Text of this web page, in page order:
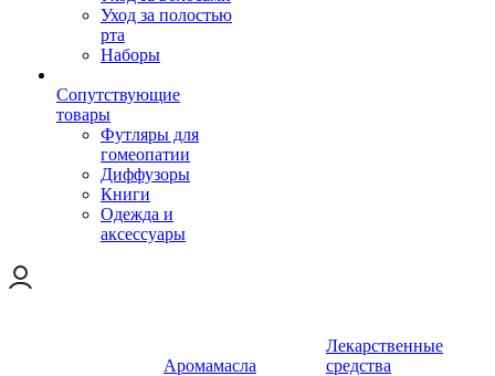
Уход за полостью
рта
Наборы
Сопутствующие
товары
Футляры для
гомеопатии
Диффузоры
Книги
Одежда и
аксессуары
Аромамасла
Лекарственные
средства